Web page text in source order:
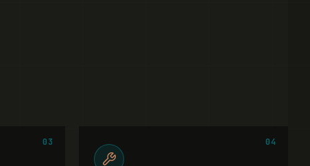
03 04